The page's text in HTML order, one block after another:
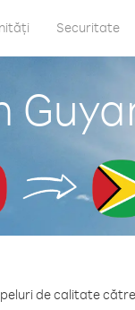
Securitate
de calitate